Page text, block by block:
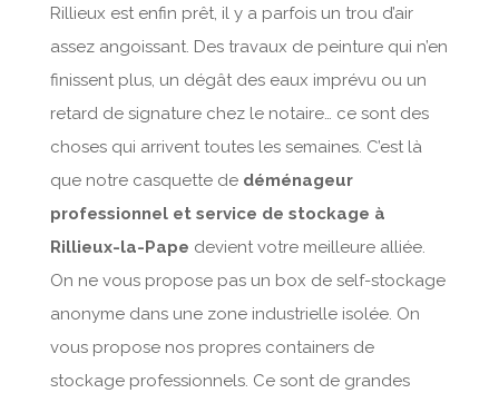
Rillieux est enfin prêt, il y a parfois un trou d’air
assez angoissant. Des travaux de peinture qui n’en
finissent plus, un dégât des eaux imprévu ou un
retard de signature chez le notaire… ce sont des
choses qui arrivent toutes les semaines. C’est là
que notre casquette de déménageur
professionnel et service de stockage à
Rillieux-la-Pape devient votre meilleure alliée.
On ne vous propose pas un box de self-stockage
anonyme dans une zone industrielle isolée. On
vous propose nos propres containers de
stockage professionnels. Ce sont de grandes